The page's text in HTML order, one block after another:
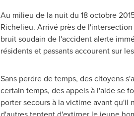
Au milieu de la nuit du 18 octobre
Richelieu. Arrivé près de
bruit soudain de l'accident alerte
résidents et passants accourent sur
Sans perdre de temps, des citoyens
certain temps, des appels à l'aide se
porter secours à la victime avant qu'il